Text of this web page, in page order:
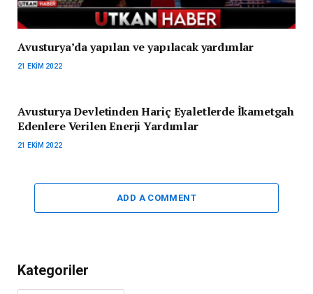
Avusturya’da yapılan ve yapılacak yardımlar
21 EKIM 2022
Avusturya Devletinden Hariç Eyaletlerde İkametgah
Edenlere Verilen Enerji Yardımlar
21 EKIM 2022
ADD A COMMENT
Kategoriler